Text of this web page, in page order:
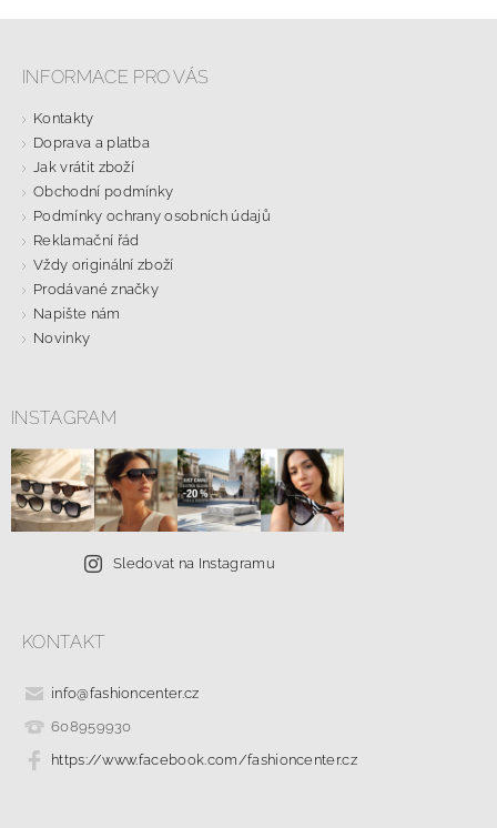
INFORMACE PRO VÁS
Kontakty
Doprava a platba
Jak vrátit zboží
Obchodní podmínky
Podmínky ochrany osobních údajů
Reklamační řád
Vždy originální zboží
Prodávané značky
Napište nám
Novinky
INSTAGRAM
Sledovat na Instagramu
KONTAKT
info@fashioncenter.cz
608959930
https://www.facebook.com/fashioncenter.cz